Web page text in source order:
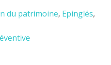
du patrimoine, Epinglés,